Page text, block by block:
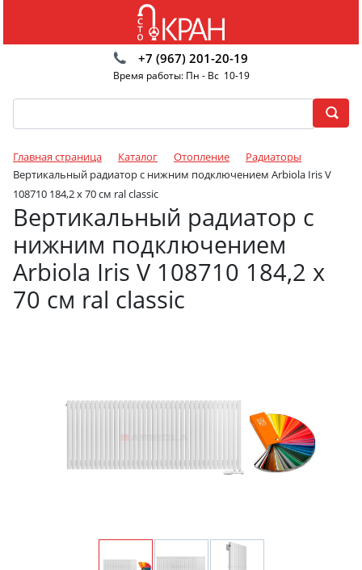
+7 (967) 201-20-19
Время работы: Пн - Вс 10-19
Главная страница Каталог Отопление
Радиаторы
Вертикальный радиатор с нижним подключением Arbiola Iris V
108710 184,2 х 70 см ral classic
Вертикальный радиатор с
нижним подключением
Arbiola Iris V 108710 184,2 х
70 см ral classic